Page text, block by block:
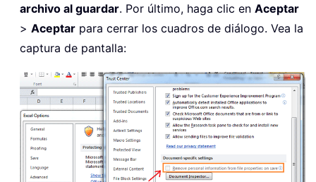
archivo al guardar. Por último, haga clic en Aceptar
> Aceptar para cerrar los cuadros de diálogo. Vea la
captura de pantalla: